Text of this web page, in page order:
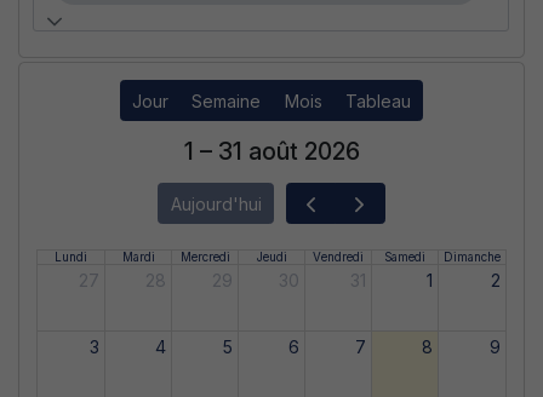
Jour Semaine Mois Tableau
1 – 31 août 2026
Aujourd'hui
Lundi Mardi Mercredi Jeudi Vendredi Samedi Dimanche
27 28 29 30 31 1 2
3 4 5 6 7 8 9